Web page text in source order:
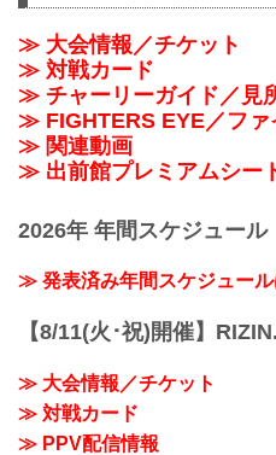
≫ 大会情報／チケット
≫ 対戦カード
≫ チャーリーガイド／見
≫ FIGHTERS EYE／ファ
≫ 関連動画
≫ 出前館プレミアムシー
2026年 年間スケジュール
≫ 発表済み年間スケジュール
【8/11(火･祝)開催】
≫ 大会情報／チケット
≫ 対戦カード
≫ PPV配信情報